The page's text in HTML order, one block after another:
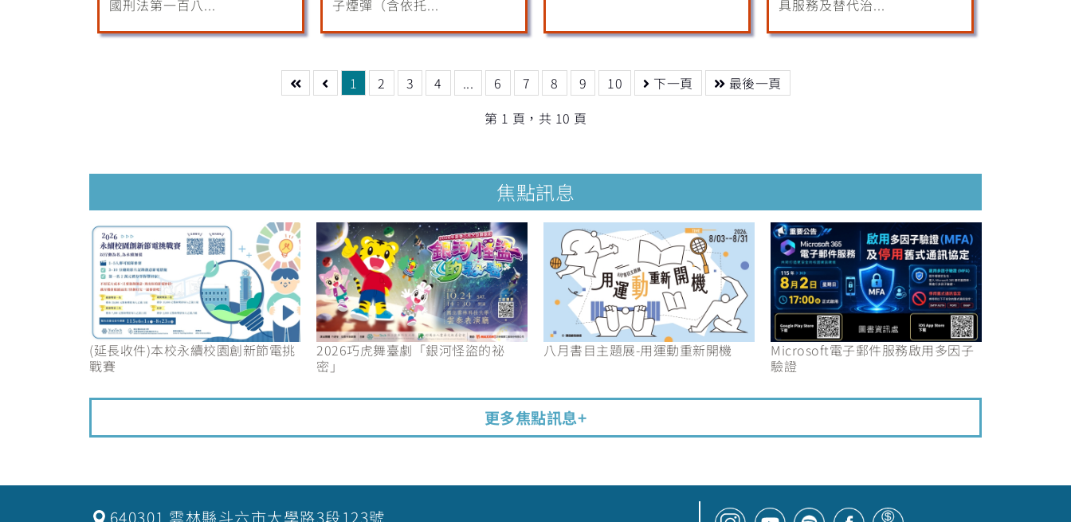
國刑法第一百八...
子煙彈（含依托...
具服務及替代治...
1 2 3 4 ... 6 7 8 9 10 下一頁
最後一頁
第 1 頁，共 10 頁
焦點訊息
(延長收件)本校永續校園創新節電挑
戰賽
2026巧虎舞臺劇「銀河怪盜的祕
密」
八月書目主題展-用運動重新開機
Microsoft電子郵件服務啟用多因子
驗證
更多焦點訊息+
640301 雲林縣斗六市大學路3段123號